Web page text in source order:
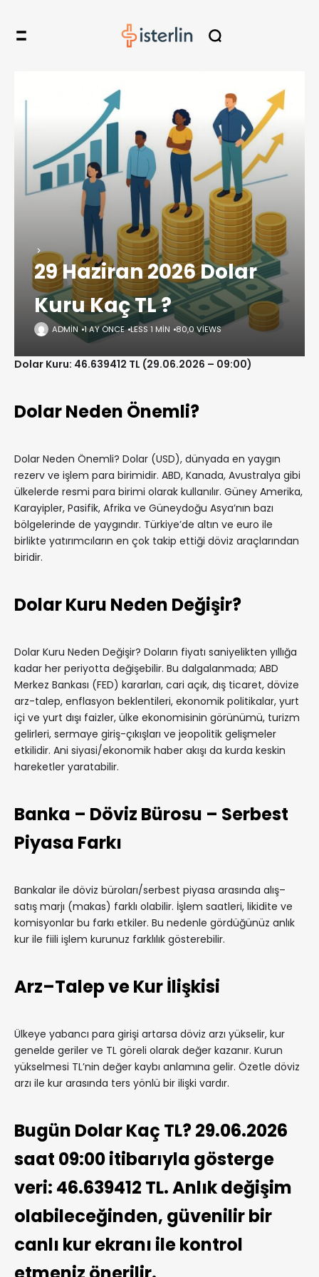
29 Haziran 2026 Dolar
Kuru Kaç TL ?
ADMIN 1 AY ÖNCE LESS 1 MIN 80,0 VIEWS
Dolar Kuru: 46.639412 TL (29.06.2026 – 09:00)
Dolar Neden Önemli?
Dolar Neden Önemli? Dolar (USD), dünyada en yaygın
rezerv ve işlem para birimidir. ABD, Kanada, Avustralya gibi
ülkelerde resmi para birimi olarak kullanılır. Güney Amerika,
Karayipler, Pasifik, Afrika ve Güneydoğu Asya’nın bazı
bölgelerinde de yaygındır. Türkiye’de altın ve euro ile
birlikte yatırımcıların en çok takip ettiği döviz araçlarından
biridir.
Dolar Kuru Neden Değişir?
Dolar Kuru Neden Değişir? Doların fiyatı saniyelikten yıllığa
kadar her periyotta değişebilir. Bu dalgalanmada; ABD
Merkez Bankası (FED) kararları, cari açık, dış ticaret, dövize
arz-talep, enflasyon beklentileri, ekonomik politikalar, yurt
içi ve yurt dışı faizler, ülke ekonomisinin görünümü, turizm
gelirleri, sermaye giriş-çıkışları ve jeopolitik gelişmeler
etkilidir. Ani siyasi/ekonomik haber akışı da kurda keskin
hareketler yaratabilir.
Banka – Döviz Bürosu – Serbest
Piyasa Farkı
Bankalar ile döviz büroları/serbest piyasa arasında alış–
satış marjı (makas) farklı olabilir. İşlem saatleri, likidite ve
komisyonlar bu farkı etkiler. Bu nedenle gördüğünüz anlık
kur ile fiili işlem kurunuz farklılık gösterebilir.
Arz–Talep ve Kur İlişkisi
Ülkeye yabancı para girişi artarsa döviz arzı yükselir, kur
genelde geriler ve TL göreli olarak değer kazanır. Kurun
yükselmesi TL’nin değer kaybı anlamına gelir. Özetle döviz
arzı ile kur arasında ters yönlü bir ilişki vardır.
Bugün Dolar Kaç TL? 29.06.2026
saat 09:00 itibarıyla gösterge
veri: 46.639412 TL. Anlık değişim
olabileceğinden, güvenilir bir
canlı kur ekranı ile kontrol